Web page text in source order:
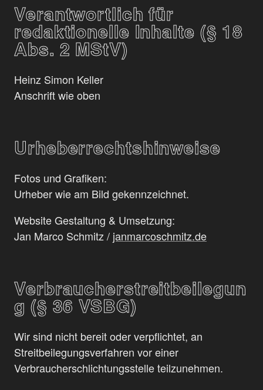
Verantwortlich für
redaktionelle Inhalte (§ 18
Abs. 2 MStV)
Heinz Simon Keller
Anschrift wie oben
Urheberrechtshinweise
Fotos und Grafiken:
Urheber wie am Bild gekennzeichnet.
Website Gestaltung & Umsetzung:
Jan Marco Schmitz / janmarcoschmitz.de
Verbraucherstreitbeilegun
g (§ 36 VSBG)
Wir sind nicht bereit oder verpflichtet, an
Streitbeilegungsverfahren vor einer
Verbraucherschlichtungsstelle teilzunehmen.